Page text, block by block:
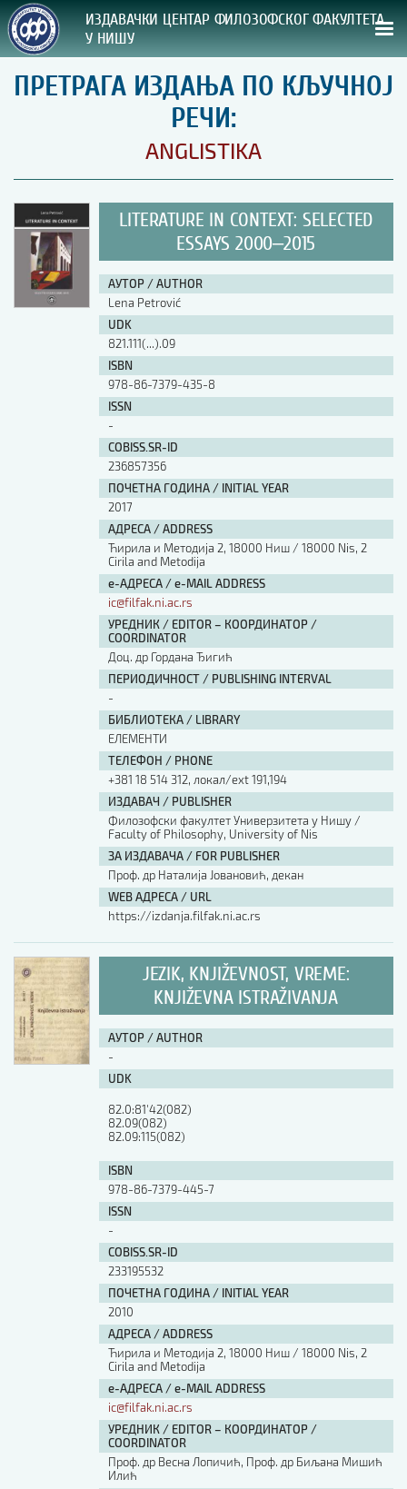
ИЗДАВАЧКИ ЦЕНТАР ФИЛОЗОФСКОГ ФАКУЛТЕТА
У НИШУ
СВА НАША ИЗДАЊА
ВРСТА ИЗДАЊА:
ПРЕГЛЕД
УПУТСТВА
УПУТСТВА
Правилник о издавачкој делатности
Упутство ауторима
Упутство уредницима
Изјава о ауторству
Изјава о лектури
Изјава о коришћењу ауторског дела
Упутство за бирање лиценце
Уговор са аутором
Шаблон прве стране и импресума [B5, ћир]
Шаблон прве стране и импресума [B5, лат]
Шаблон прве стране и импресума [B5, енг]
Етички кодекс
ПРЕТРАГА ИЗДАЊА
Наслов или део наслова
АУТОР / AUTHOR
ISBN
ISSN
ПРЕТРАГА ИЗДАЊА ПО КЉУЧНОЈ
РЕЧИ:
ANGLISTIKA
LITERATURE IN CONTEXT: SELECTED
ESSAYS 2000‒2015
АУТОР / AUTHOR
Lena Petrović
UDK
821.111(...).09
ISBN
978-86-7379-435-8
ISSN
-
COBISS.SR-ID
236857356
ПОЧЕТНА ГОДИНА / INITIAL YEAR
2017
АДРЕСА / ADDRESS
Ћирила и Методија 2, 18000 Ниш / 18000 Nis, 2
Cirila and Metodija
е-АДРЕСА / e-MAIL ADDRESS
ic@filfak.ni.ac.rs
УРЕДНИК / EDITOR – КООРДИНАТОР /
COORDINATOR
Доц. др Гордана Ђигић
ПЕРИОДИЧНОСТ / PUBLISHING INTERVAL
-
БИБЛИОТЕКА / LIBRARY
ЕЛЕМЕНТИ
ТЕЛЕФОН / PHONE
+381 18 514 312, локал/ext 191,194
ИЗДАВАЧ / PUBLISHER
Филозофски факултет Универзитета у Нишу /
Faculty of Philosophy, University of Nis
ЗА ИЗДАВАЧА / FOR PUBLISHER
Проф. др Наталија Јовановић, декан
WEB АДРЕСА / URL
https://izdanja.filfak.ni.ac.rs
JEZIK, KNJIŽEVNOST, VREME:
KNJIŽEVNA ISTRAŽIVANJA
АУТОР / AUTHOR
-
UDK
82.0:81'42(082)
82.09(082)
82.09:115(082)
ISBN
978-86-7379-445-7
ISSN
-
COBISS.SR-ID
233195532
ПОЧЕТНА ГОДИНА / INITIAL YEAR
2010
АДРЕСА / ADDRESS
Ћирила и Методија 2, 18000 Ниш / 18000 Nis, 2
Cirila and Metodija
е-АДРЕСА / e-MAIL ADDRESS
ic@filfak.ni.ac.rs
УРЕДНИК / EDITOR – КООРДИНАТОР /
COORDINATOR
Проф. др Весна Лопичић, Проф. др Биљана Мишић
Илић